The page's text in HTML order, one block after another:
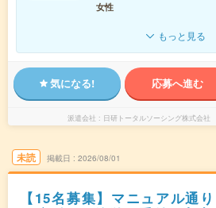
女性
もっと見る
気になる! 応募へ進む
派遣会社 日研トータルソーシング株式会
未読 掲載日 2026/08/01
【15名募集】マニュアル通